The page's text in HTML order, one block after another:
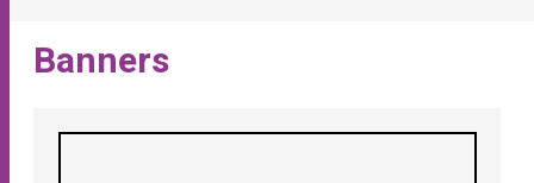
Banners